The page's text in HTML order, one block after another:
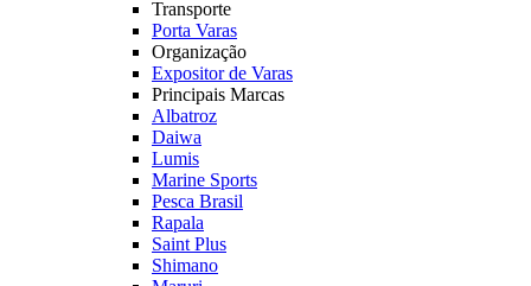
Transporte
Porta Varas
Organização
Expositor de Varas
Principais Marcas
Albatroz
Daiwa
Lumis
Marine Sports
Pesca Brasil
Rapala
Saint Plus
Shimano